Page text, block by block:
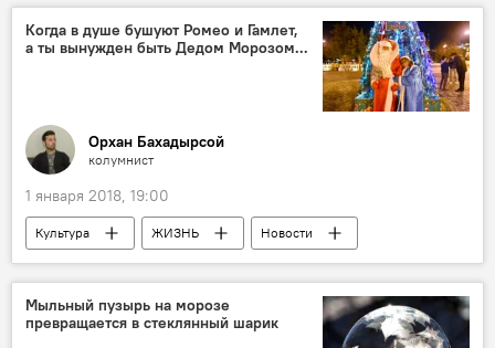
Когда в душе бушуют Ромео и Гамлет,
а ты вынужден быть Дедом Морозом...
Орхан Бахадырсой
колумнист
1 января 2018, 19:00
Культура ЖИЗНЬ
Новости
Колумнисты
Мыльный пузырь на морозе
превращается в стеклянный шарик